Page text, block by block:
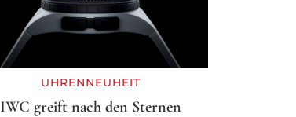
UHRENNEUHEIT
IWC greift nach den Sternen